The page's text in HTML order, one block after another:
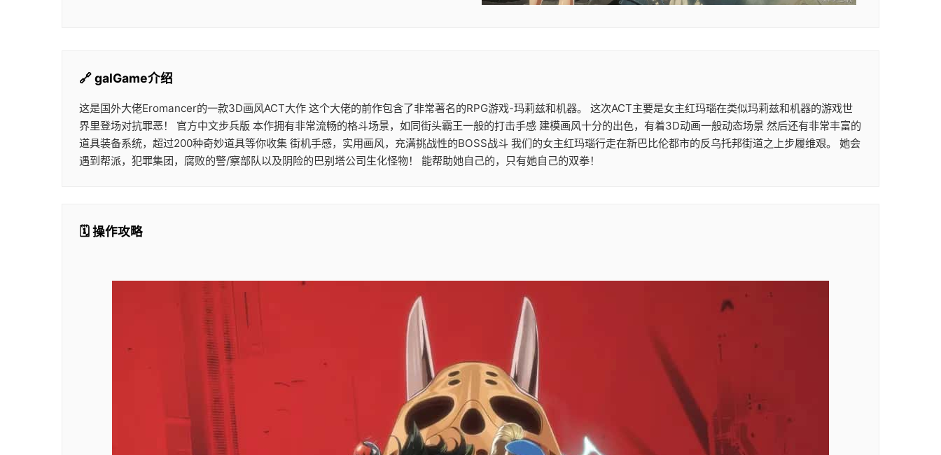
🔗 galGame介绍
这是国外大佬Eromancer的一款3D画风ACT大作 这个大佬的前作包含了非常著名的RPG游戏-玛莉兹和机器。 这次ACT主要是女主红玛瑙在类似玛莉兹和机器的游戏世
界里登场对抗罪恶！ 官方中文步兵版 本作拥有非常流畅的格斗场景，如同街头霸王一般的打击手感 建模画风十分的出色，有着3D动画一般动态场景 然后还有非常丰富的
道具装备系统，超过200种奇妙道具等你收集 街机手感，实用画风，充满挑战性的BOSS战斗 我们的女主红玛瑙行走在新巴比伦都市的反乌托邦街道之上步履维艰。 她会
遇到帮派，犯罪集团，腐败的警/察部队以及阴险的巴别塔公司生化怪物！ 能帮助她自己的，只有她自己的双拳！
🗓️ 操作攻略